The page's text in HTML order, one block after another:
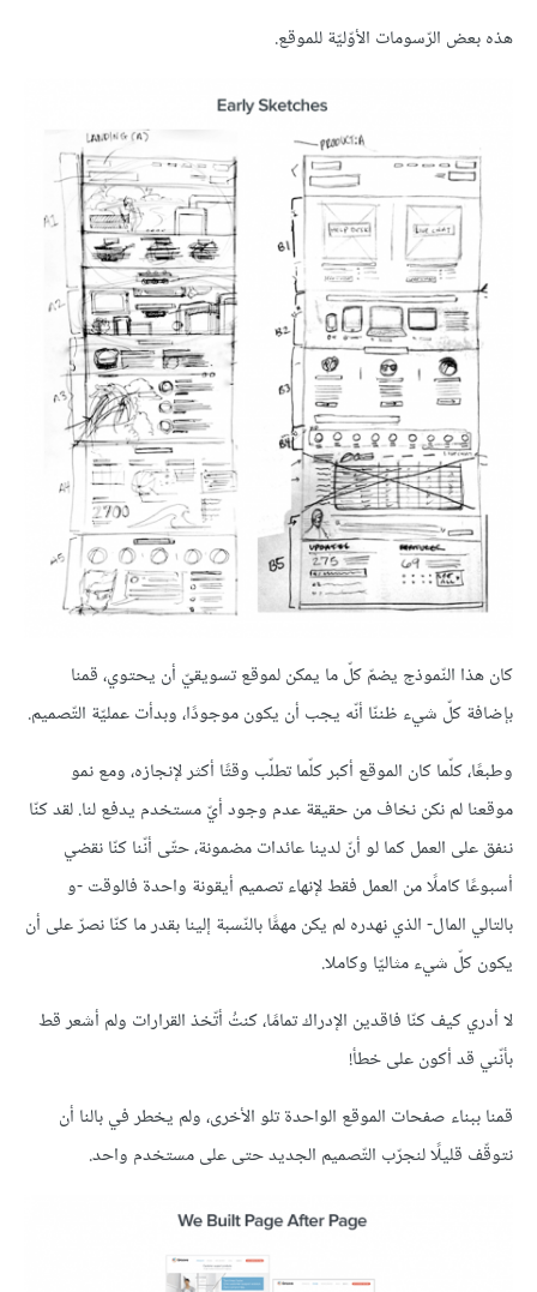
هذه بعض الرّسومات الأوّليّة للموقع.
كان هذا النّموذج يضمّ كلّ ما يمكن لموقع تسويقيّ أن يحتوي، قمنا
بإضافة كلّ شيء ظننّا أنّه يجب أن يكون موجودًا، وبدأت عمليّة التّصميم.
وطبعًا، كلّما كان الموقع أكبر كلّما تطلّب وقتًا أكثر لإنجازه، ومع نمو
موقعنا لم نكن نخاف من حقيقة عدم وجود أيّ مستخدم يدفع لنا. لقد كنّا
ننفق على العمل كما لو أنّ لدينا عائدات مضمونة، حتّى أنّنا كنّا نقضي
أسبوعًا كاملًا من العمل فقط لإنهاء تصميم أيقونة واحدة فالوقت -و
بالتالي المال- الذي نهدره لم يكن مهمًّا بالنّسبة إلينا بقدر ما كنّا نصرّ على أن
يكون كلّ شيء مثاليّا وكاملا.
لا أدري كيف كنّا فاقدين الإدراك تمامًا، كنتُ أتّخذ القرارات ولم أشعر قط
بأنّني قد أكون على خطأ!
قمنا ببناء صفحات الموقع الواحدة تلو الأخرى، ولم يخطر في بالنا أن
نتوقّف قليلًا لنجرّب التّصميم الجديد حتى على مستخدم واحد.